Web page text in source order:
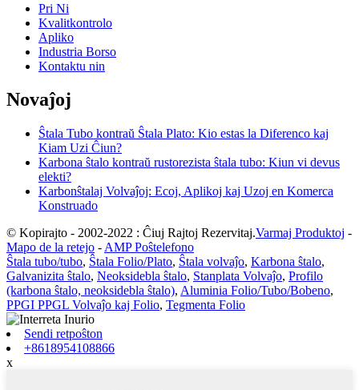
Pri Ni
Kvalitkontrolo
Apliko
Industria Borso
Kontaktu nin
Novaĵoj
Ŝtala Tubo kontraŭ Ŝtala Plato: Kio estas la Diferenco kaj
Kiam Uzi Ĉiun?
Karbona ŝtalo kontraŭ rustorezista ŝtala tubo: Kiun vi devus
elekti?
Karbonŝtalaj Volvaĵoj: Ecoj, Aplikoj kaj Uzoj en Komerca
Konstruado
© Kopirajto - 2002-2022 : Ĉiuj Rajtoj Rezervitaj.Varmaj Produktoj -
Mapo de la retejo - AMP Poŝtelefono
Ŝtala tubo/tubo, Ŝtala Folio/Plato, Ŝtala volvaĵo, Karbona ŝtalo,
Galvanizita ŝtalo, Neoksidebla ŝtalo, Stanplata Volvaĵo, Profilo
(karbona ŝtalo, neoksidebla ŝtalo), Aluminia Folio/Tubo/Bobeno,
PPGI PPGL Volvaĵo kaj Folio, Tegmenta Folio
Sendi retpoŝton
+8618954108866
x